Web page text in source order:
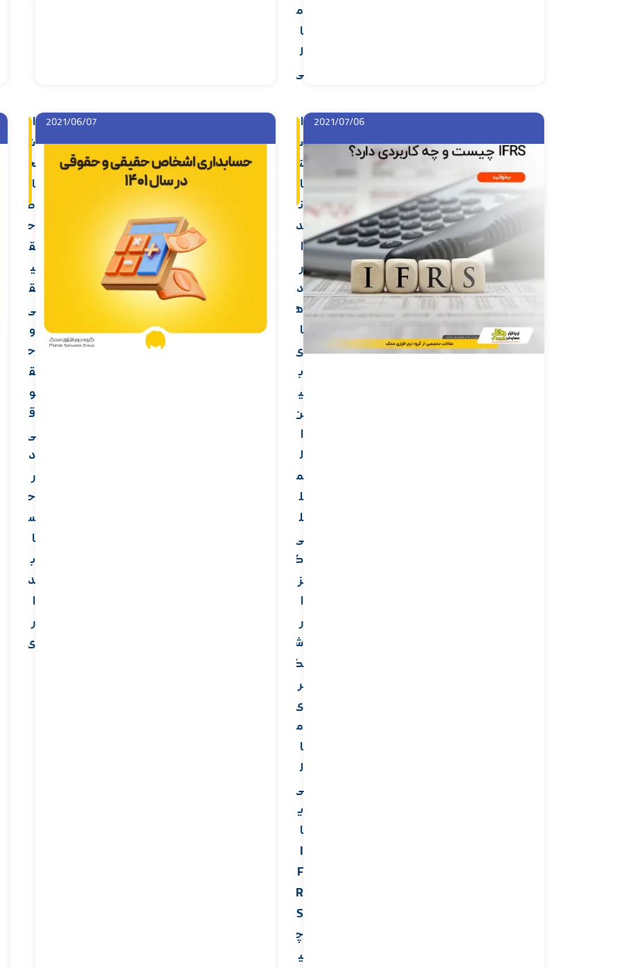
م
ا
ل
ی
2021/07/06
ا
س
ت
ا
ن
د
ا
ر
د
ه
ا
ی
ب
ی
ن
ا
ل
م
ل
ل
ی
گ
ز
ا
ر
ش
گ
ر
ی
م
ا
ل
ی
ی
ا
I
F
R
S
چ
ی
2021/06/07
ا
ش
خ
ا
ص
ح
ق
ی
ق
ی
و
ح
ق
و
ق
ی
د
ر
ح
س
ا
ب
د
ا
ر
ی